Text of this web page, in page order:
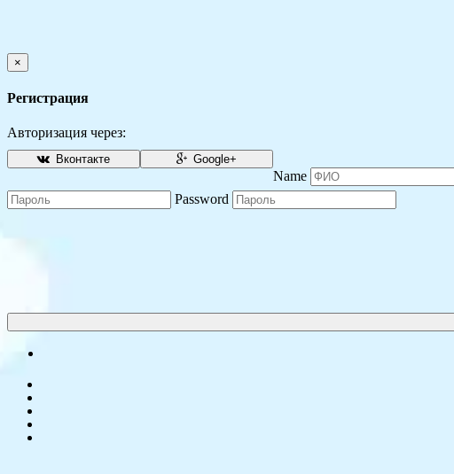
×
Регистрация
Авторизация через:
Вконтакте Google+
Name
Password